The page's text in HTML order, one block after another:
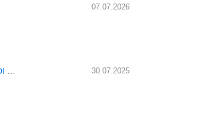
07.07.2026
30.07.2025